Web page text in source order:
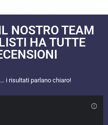
NOSTRO TEAM
HA TUTTE
i risultati parlano chiaro!